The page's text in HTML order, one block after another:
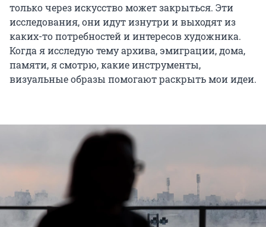
только через искусство может закрыться. Эти
исследования, они идут изнутри и выходят из
каких-то потребностей и интересов художника.
Когда я исследую тему архива, эмиграции, дома,
памяти, я смотрю, какие инструменты,
визуальные образы помогают раскрыть мои идеи.